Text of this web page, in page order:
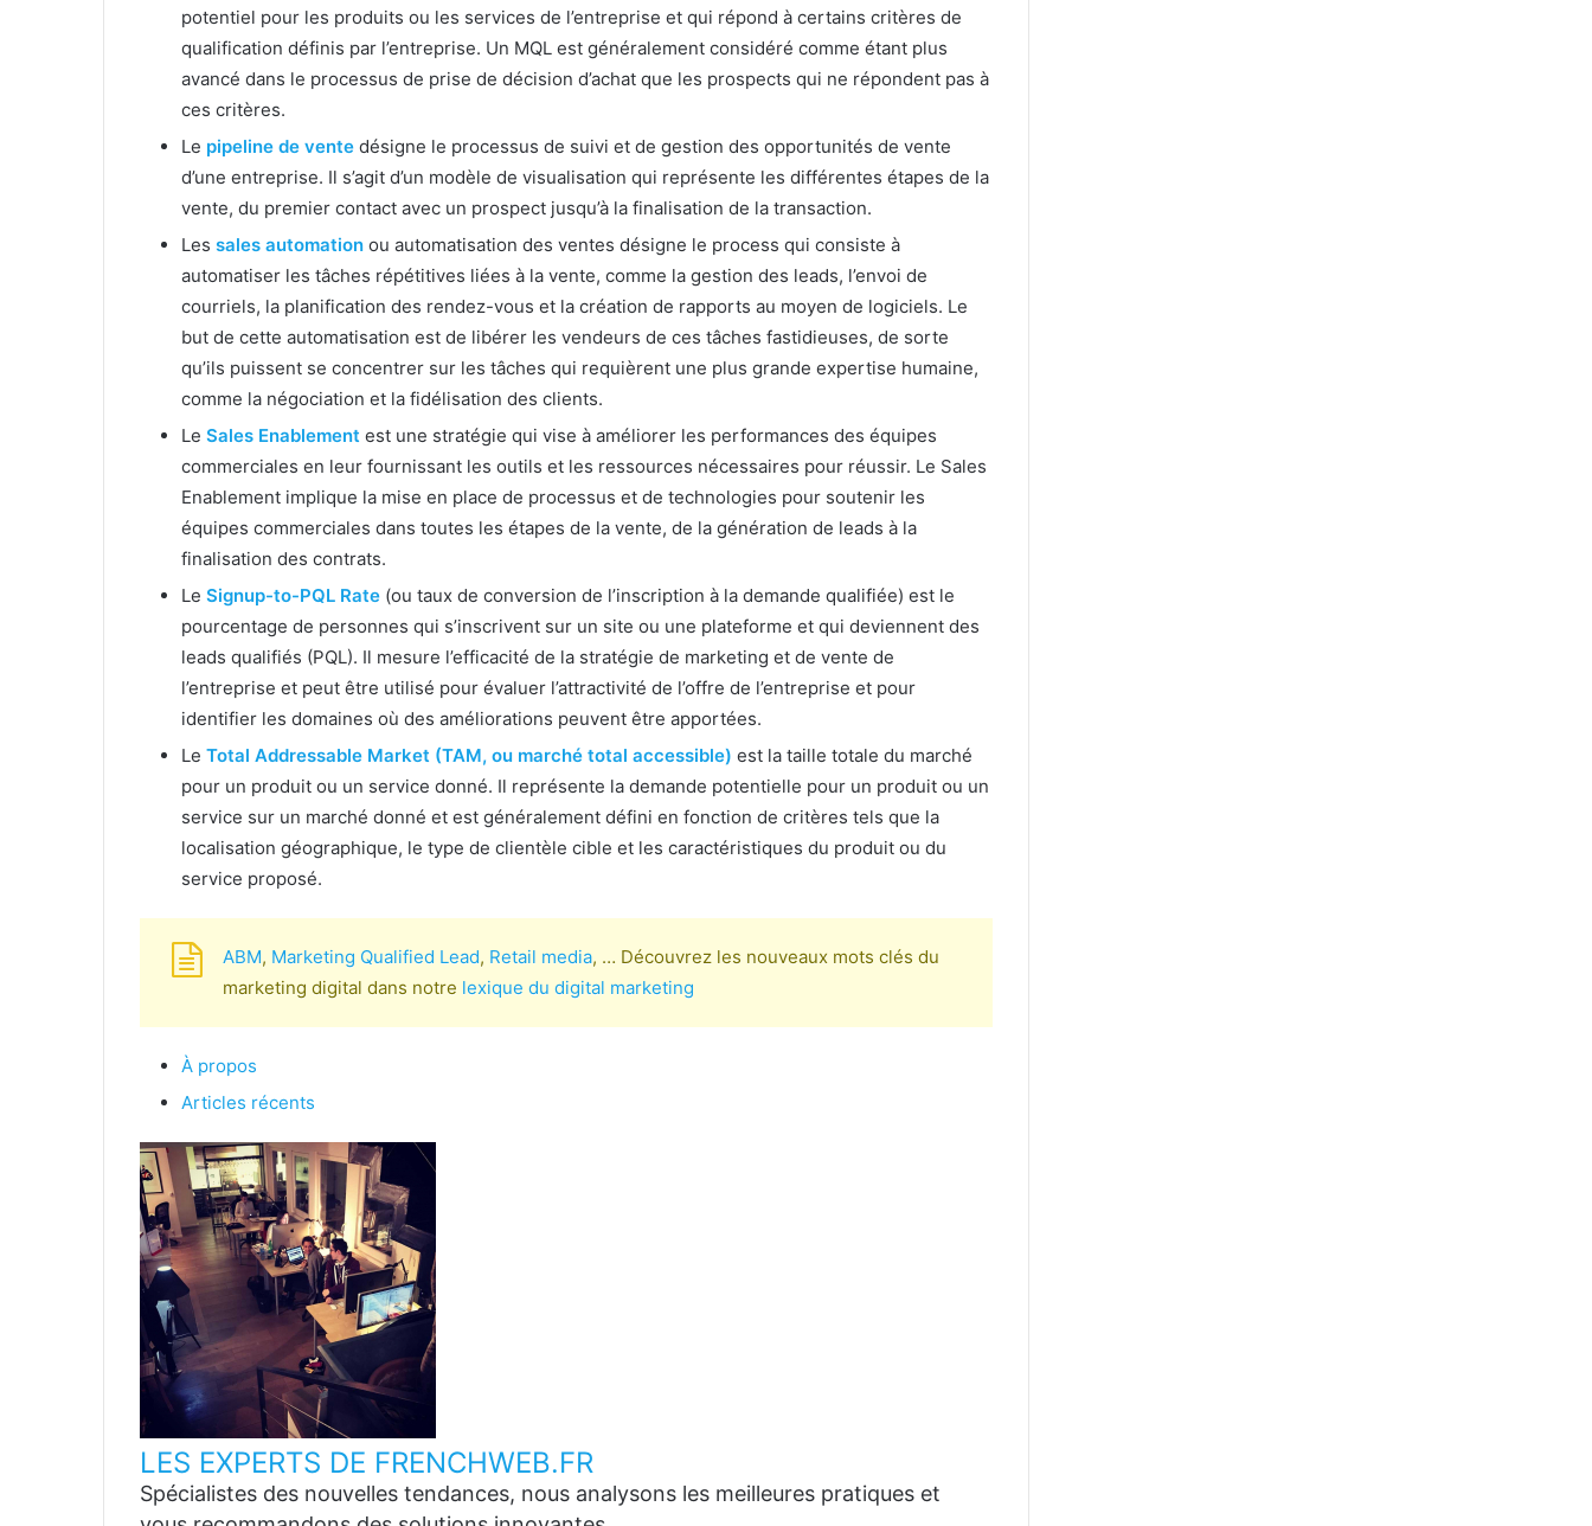
potentiel pour les produits ou les services de l’entreprise et qui répond à certains critères de
qualification définis par l’entreprise. Un MQL est généralement considéré comme étant plus
avancé dans le processus de prise de décision d’achat que les prospects qui ne répondent pas à
ces critères.
Le pipeline de vente désigne le processus de suivi et de gestion des opportunités de vente
d’une entreprise. Il s’agit d’un modèle de visualisation qui représente les différentes étapes de la
vente, du premier contact avec un prospect jusqu’à la finalisation de la transaction.
Les sales automation ou automatisation des ventes désigne le process qui consiste à
automatiser les tâches répétitives liées à la vente, comme la gestion des leads, l’envoi de
courriels, la planification des rendez-vous et la création de rapports au moyen de logiciels. Le
but de cette automatisation est de libérer les vendeurs de ces tâches fastidieuses, de sorte
qu’ils puissent se concentrer sur les tâches qui requièrent une plus grande expertise humaine,
comme la négociation et la fidélisation des clients.
Le Sales Enablement est une stratégie qui vise à améliorer les performances des équipes
commerciales en leur fournissant les outils et les ressources nécessaires pour réussir. Le Sales
Enablement implique la mise en place de processus et de technologies pour soutenir les
équipes commerciales dans toutes les étapes de la vente, de la génération de leads à la
finalisation des contrats.
Le Signup-to-PQL Rate (ou taux de conversion de l’inscription à la demande qualifiée) est le
pourcentage de personnes qui s’inscrivent sur un site ou une plateforme et qui deviennent des
leads qualifiés (PQL). Il mesure l’efficacité de la stratégie de marketing et de vente de
l’entreprise et peut être utilisé pour évaluer l’attractivité de l’offre de l’entreprise et pour
identifier les domaines où des améliorations peuvent être apportées.
Le Total Addressable Market (TAM, ou marché total accessible) est la taille totale du marché
pour un produit ou un service donné. Il représente la demande potentielle pour un produit ou un
service sur un marché donné et est généralement défini en fonction de critères tels que la
localisation géographique, le type de clientèle cible et les caractéristiques du produit ou du
service proposé.
ABM, Marketing Qualified Lead, Retail media, … Découvrez les nouveaux mots clés du
marketing digital dans notre lexique du digital marketing
À propos
Articles récents
LES EXPERTS DE FRENCHWEB.FR
Spécialistes des nouvelles tendances, nous analysons les meilleures pratiques et